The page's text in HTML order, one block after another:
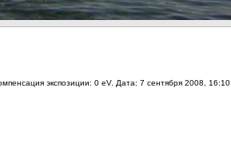
экспозиции: 0 eV. Дата: 7 сентября 2008, 16:10